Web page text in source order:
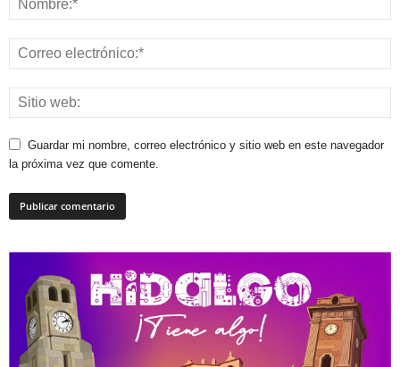
Guardar mi nombre, correo electrónico y sitio web en este navegador
la próxima vez que comente.